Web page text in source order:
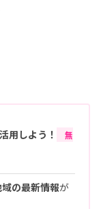
用しよう！
無
の最新情報が